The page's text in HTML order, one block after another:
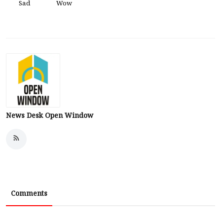
Sad Wow
News Desk Open Window
Comments